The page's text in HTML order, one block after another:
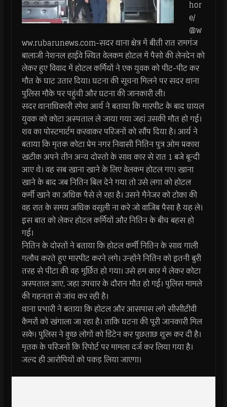
hor
e/
@w
ww.rubarunews.com-सदर थाना क्षेत्र में बीती रात रामगंज
बालाजी नेशनल हाईवे स्थित वेलकम होटल में पैसो की लेनदेन को
लेकर हुए विवाद में होटल कर्मियों ने एक युवक को पीट-पीट कर
मौत के घाट उतार दिया। घटना की सूचना मिलने पर सदर थाना
पुलिस मौके पर पहुंची और घटना की जानकारी ली।
सदर थानाधिकारी रमेश आर्य ने बताया कि मारपीट के बाद घायल
युवक को कोटा अस्पताल ले जाया गया जहां उसकी मौत हो गई।
शव का पोस्टमार्टम करवाकर परिजनों को सौंप दिया है। आर्य ने
बताया कि मृतक कोटा प्रेम नगर निवासी नितिन पुत्र ओम प्रकाश
खटीक अपने तीन अन्य दोस्तो के साथ कार से रात 1 बजे बून्दी
आए थे। वह सब खाना खाने के लिए वेलकम होटल गए। खाना
खाने के बाद जब नितिन बिल देने गया तो उसे लगा को होटल
कर्मी खाने का अधिक पैसे ले रहा है। उसने मैनेजर को टोका की
वह रात के समय अधिक वसूली ना करे जो वाजिब पैसा है यह ले।
इस बात को लेकर होटल कर्मियों और नितिन के बीच बहस हो
गई।
नितिन के दोस्तों ने बताया कि होटल कर्मी नितिन के साथ गाली
गलौच करते हुए मारपीट करने लगे। उन्होंने नितिन को इतनी बुरी
तरह से पीटा की वह मूर्छित हो गया। उसे हम कार में लेकर कोटा
अस्पताल आए, जहा उपचार के दौरान मौत हो गई। पुलिस मामले
की गहनता से जांच कर रही है।
थाना प्रभारी ने बताया कि होटल और आसपास लगे सीसीटीवी
कैमरों को खंगाला जा रहा है। ताकि घटना की पूरी जानकारी मिल
सके। पुलिस ने कुछ लोगों को डिटेन कर पुछताछ शुरू कर दी है।
मृतक के परिजनों कि रिपोर्ट पर मामला दर्ज कर लिया गया है।
जल्द ही आरोपियों को पकड़ लिया जाएगा।